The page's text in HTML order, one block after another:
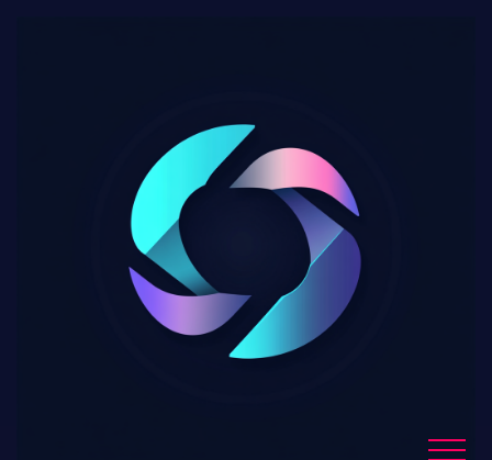
L’empire crypto des
Trump génère 2,3
milliards de dollars,
laissant les investisseurs
dans l’incertitude